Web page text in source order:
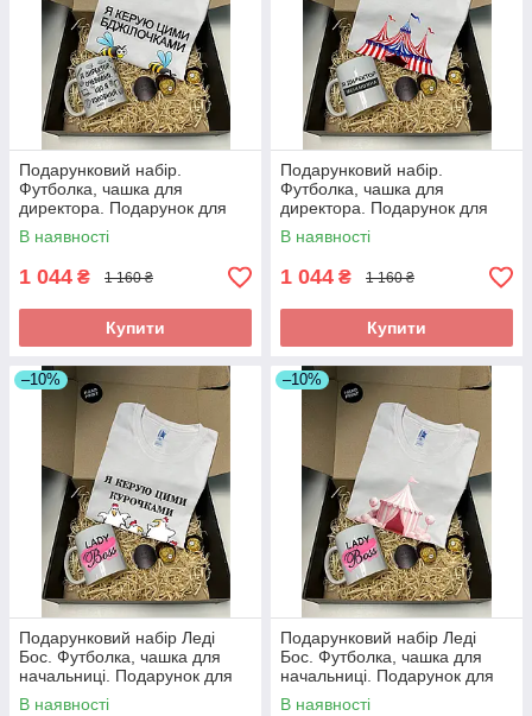
Подарунковий набір.
Футболка, чашка для
директора. Подарунок для
директора
В наявності
1 044 ₴ 1 160 ₴
Купити
Подарунковий набір.
Футболка, чашка для
директора. Подарунок для
директора
В наявності
1 044 ₴ 1 160 ₴
Купити
–10%
Подарунковий набір Леді
Бос. Футболка, чашка для
начальниці. Подарунок для
директора
В наявності
–10%
Подарунковий набір Леді
Бос. Футболка, чашка для
начальниці. Подарунок для
директора
В наявності